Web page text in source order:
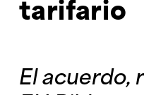
tarifario
El acuerdo,